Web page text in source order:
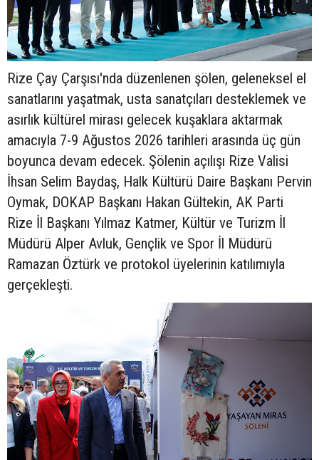
Rize Çay Çarşısı'nda düzenlenen şölen, geleneksel el
sanatlarını yaşatmak, usta sanatçıları desteklemek ve
asırlık kültürel mirası gelecek kuşaklara aktarmak
amacıyla 7-9 Ağustos 2026 tarihleri arasında üç gün
boyunca devam edecek. Şölenin açılışı Rize Valisi
İhsan Selim Baydaş, Halk Kültürü Daire Başkanı Pervin
Oymak, DOKAP Başkanı Hakan Gültekin, AK Parti
Rize İl Başkanı Yılmaz Katmer, Kültür ve Turizm İl
Müdürü Alper Avluk, Gençlik ve Spor İl Müdürü
Ramazan Öztürk ve protokol üyelerinin katılımıyla
gerçekleşti.